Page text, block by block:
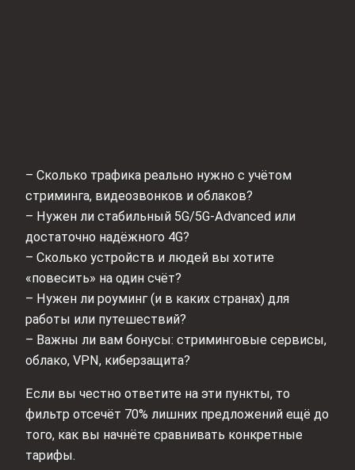
– Сколько трафика реально нужно с учётом
стриминга, видеозвонков и облаков?
– Нужен ли стабильный 5G/5G-Advanced или
достаточно надёжного 4G?
– Сколько устройств и людей вы хотите
«повесить» на один счёт?
– Нужен ли роуминг (и в каких странах) для
работы или путешествий?
– Важны ли вам бонусы: стриминговые сервисы,
облако, VPN, киберзащита?
Если вы честно ответите на эти пункты, то
фильтр отсечёт 70% лишних предложений ещё до
того, как вы начнёте сравнивать конкретные
тарифы.